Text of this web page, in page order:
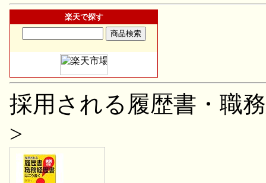
楽天で探す
採用される履歴書・職
>